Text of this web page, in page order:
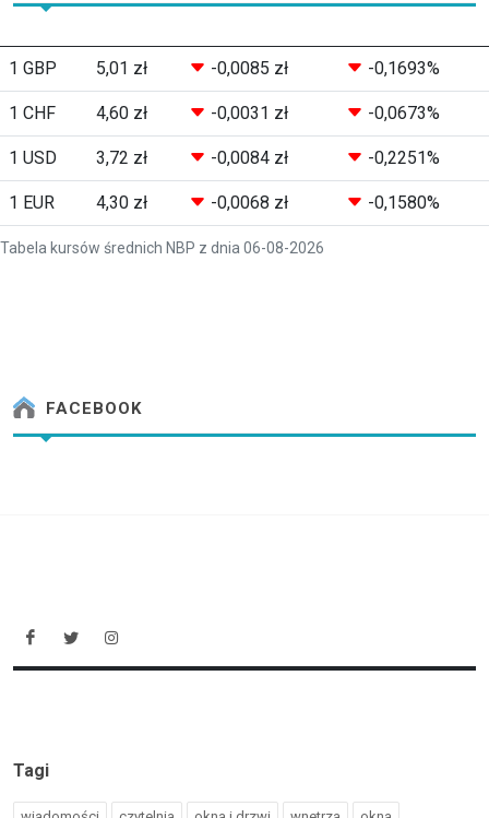
Tabela kursów średnich NBP z dnia 06-08-2026
1 GBP 5,01 zł -0,0085 zł -0,1693%
1 CHF 4,60 zł -0,0031 zł -0,0673%
1 USD 3,72 zł -0,0084 zł -0,2251%
1 EUR 4,30 zł -0,0068 zł -0,1580%
FACEBOOK
Tagi